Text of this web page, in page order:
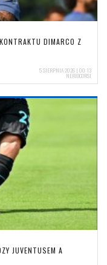
DIMARCO Z
5 SIERPNIA 2026 | 00:13
NERIOCORSI
JUVENTUSEM A